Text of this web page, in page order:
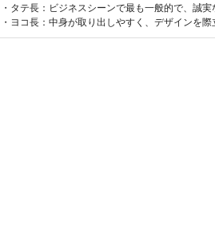
・タテ長：ビジネスシーンで最も一般的で、誠
・ヨコ長：中身が取り出しやすく、デザインを際